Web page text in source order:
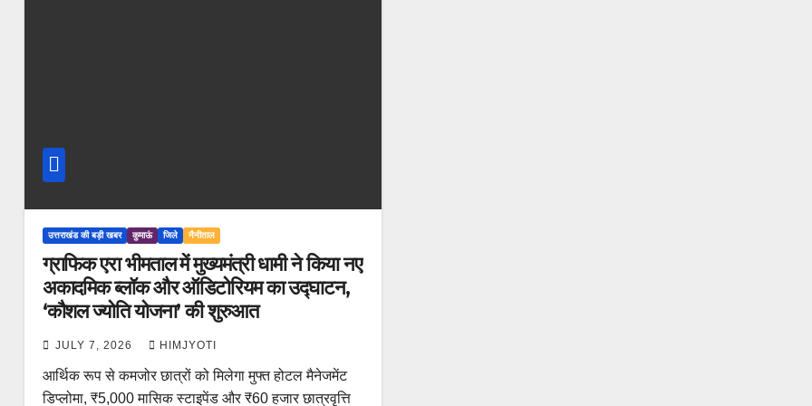
उत्तराखंड की बड़ी खबर कुमाऊं जिले नैनीताल
ग्राफिक एरा भीमताल में मुख्यमंत्री धामी ने किया नए
अकादमिक ब्लॉक और ऑडिटोरियम का उद्घाटन,
‘कौशल ज्योति योजना’ की शुरुआत
JULY 7, 2026 HIMJYOTI
आर्थिक रूप से कमजोर छात्रों को मिलेगा मुफ्त होटल मैनेजमेंट
डिप्लोमा, ₹5,000 मासिक स्टाइपेंड और ₹60 हजार छात्रवृत्ति